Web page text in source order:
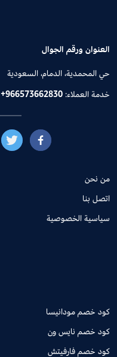
العنوان ورقم الجوال
حي المحمدية، الدمام، السعودية
خدمة العملاء:+966573662830
من نحن
اتصل بنا
سياسية الخصوصية
كود خصم مودانيسا
كود خصم نايس ون
كود خصم فارفيتش